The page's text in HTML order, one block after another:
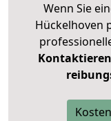
Wenn Sie
Hückelhoven